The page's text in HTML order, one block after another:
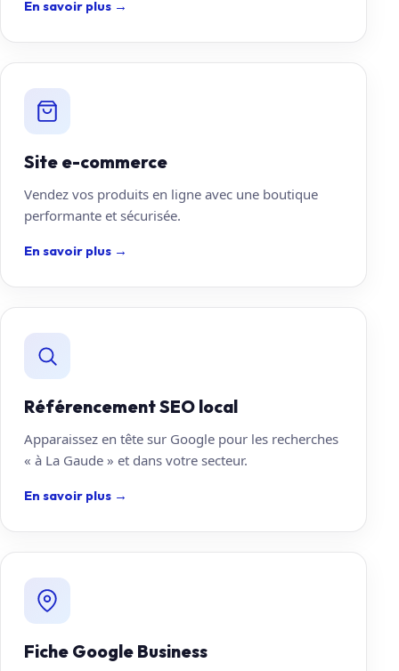
En savoir plus →
Site e-commerce
Vendez vos produits en ligne avec une boutique
performante et sécurisée.
En savoir plus →
Référencement SEO local
Apparaissez en tête sur Google pour les recherches
« à La Gaude » et dans votre secteur.
En savoir plus →
Fiche Google Business